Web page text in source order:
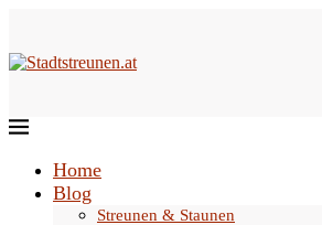
Home
Blog
Streunen & Staunen